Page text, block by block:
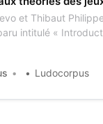
et Thibaut
intitulé «
: l’absence
Ludocorpus